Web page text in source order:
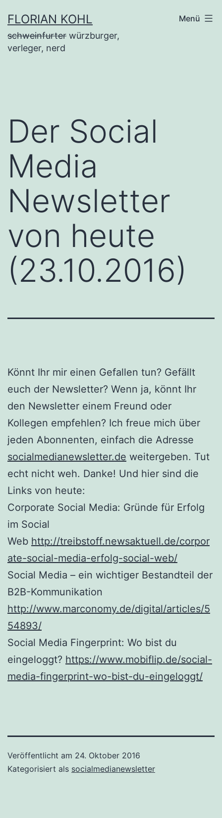
Inhalt
springen
FLORIAN KOHL
schweinfurter würzburger,
verleger, nerd
Menü
Der Social
Media
Newsletter
von heute
(23.10.2016)
Könnt Ihr mir einen Gefallen tun? Gefällt
euch der Newsletter? Wenn ja, könnt Ihr
den Newsletter einem Freund oder
Kollegen empfehlen? Ich freue mich über
jeden Abonnenten, einfach die Adresse
socialmedianewsletter.de weitergeben. Tut
echt nicht weh. Danke! Und hier sind die
Links von heute:
Corporate Social Media: Gründe für Erfolg
im Social
Web http://treibstoff.newsaktuell.de/corpor
ate-social-media-erfolg-social-web/
Social Media – ein wichtiger Bestandteil der
B2B-Kommunikation
http://www.marconomy.de/digital/articles/5
54893/
Social Media Fingerprint: Wo bist du
eingeloggt? https://www.mobiflip.de/social-
media-fingerprint-wo-bist-du-eingeloggt/
Veröffentlicht am 24. Oktober 2016
Kategorisiert als socialmedianewsletter